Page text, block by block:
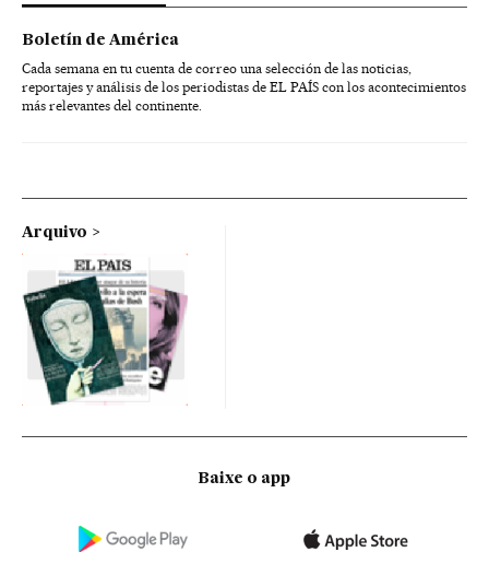
Boletín de América
Cada semana en tu cuenta de correo una selección de las noticias,
reportajes y análisis de los periodistas de EL PAÍS con los acontecimientos
más relevantes del continente.
Arquivo
Baixe o app